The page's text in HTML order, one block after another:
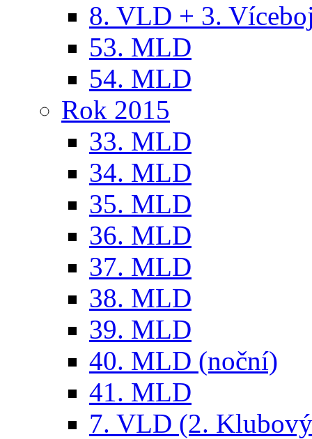
8. VLD + 3.
53. MLD
54. MLD
Rok 2015
33. MLD
34. MLD
35. MLD
36. MLD
37. MLD
38. MLD
39. MLD
40. MLD (noční)
41. MLD
7. VLD (2.